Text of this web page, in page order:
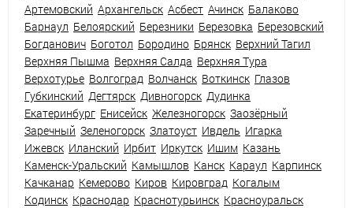
Артемовский Архангельск Асбест Ачинск Балаково
Барнаул Белоярский Березники Березовка Березовский
Богданович Боготол Бородино Брянск Верхний Тагил
Верхняя Пышма Верхняя Салда Верхняя Тура
Верхотурье Волгоград Волчанск Воткинск Глазов
Губкинский Дегтярск Дивногорск Дудинка
Екатеринбург Енисейск Железногорск Заозёрный
Заречный Зеленогорск Златоуст Ивдель Игарка
Ижевск Иланский Ирбит Иркутск Ишим Казань
Каменск-Уральский Камышлов Канск Караул Карпинск
Качканар Кемерово Киров Кировград Когалым
Кодинск Краснодар Краснотурьинск Красноуральск